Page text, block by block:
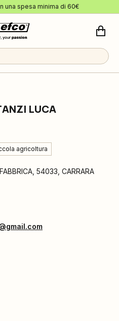
una spesa minima di 60€
LUCA
agricoltura
54033 CARRARA